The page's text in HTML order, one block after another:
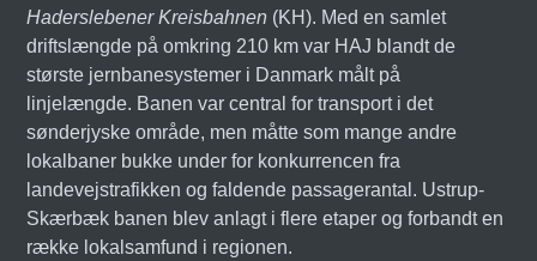
Haderslebener Kreisbahnen (KH). Med en samlet
driftslængde på omkring 210 km var HAJ blandt de
største jernbanesystemer i Danmark målt på
linjelængde. Banen var central for transport i det
sønderjyske område, men måtte som mange andre
lokalbaner bukke under for konkurrencen fra
landevejstrafikken og faldende passagerantal. Ustrup-
Skærbæk banen blev anlagt i flere etaper og forbandt en
række lokalsamfund i regionen.